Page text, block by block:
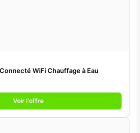
WiFi Chauffage à Eau
Voir l'offre